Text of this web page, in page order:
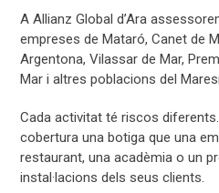
A Allianz Global d’Ara
empreses de Mataró, Canet de
Argentona, Vilassar de Mar,
Mar i altres poblacions del
Cada activitat té riscos
cobertura una botiga que una
restaurant, una acadèmia o un
instal·lacions dels seus clients.